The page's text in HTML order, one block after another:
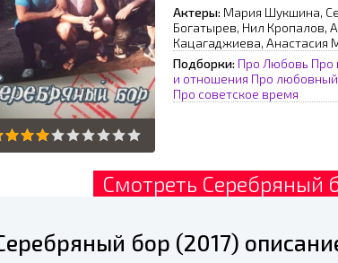
Актеры: Мария Шукшина,
Богатырев, Нил Кропалов,
Кацагаджиева, Анастасия
Подборки: Про Любовь Про
и отношения Про любовный
Про советское время
Смотреть Серебряный
бор (2017)